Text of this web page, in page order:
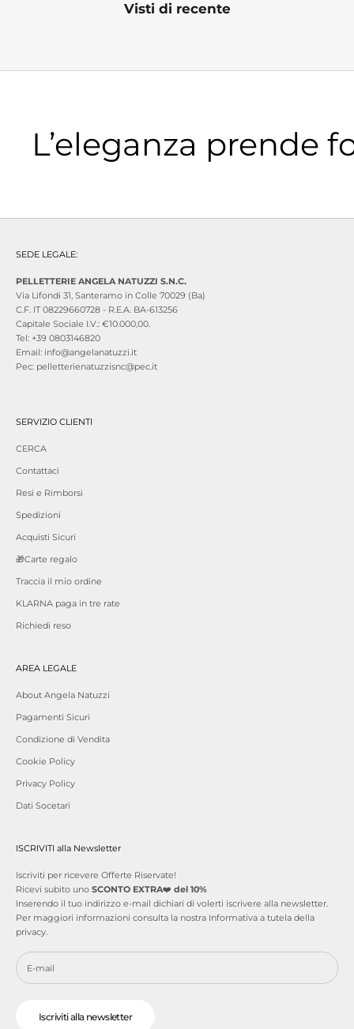
Visti di recente
L’eleganza prende
SEDE LEGALE:
PELLETTERIE ANGELA NATUZZI S.N.C.
Via Lifondi 31, Santeramo in Colle 70029 (Ba)
C.F. IT 08229660728 - R.E.A. BA-613256
Capitale Sociale I.V.: €10.000,00.
Tel: +39 0803146820
Email: info@angelanatuzzi.it
Pec: pelletterienatuzzisnc@pec.it
SERVIZIO CLIENTI
CERCA
Contattaci
Resi e Rimborsi
Spedizioni
Acquisti Sicuri
🎁Carte regalo
Traccia il mio ordine
KLARNA paga in tre rate
Richiedi reso
AREA LEGALE
About Angela Natuzzi
Pagamenti Sicuri
Condizione di Vendita
Cookie Policy
Privacy Policy
Dati Socetari
ISCRIVITI alla Newsletter
Iscriviti per ricevere Offerte Riservate!
Ricevi subito uno SCONTO EXTRA❤️ del 10%
Inserendo il tuo indirizzo e-mail dichiari di volerti iscrivere alla newsletter.
Per maggiori informazioni consulta la nostra Informativa a tutela della
privacy.
Iscriviti alla newsletter